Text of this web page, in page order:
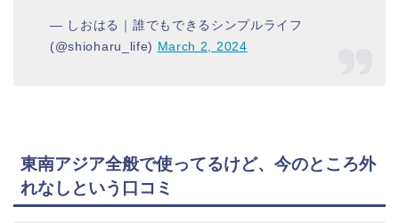
— しおはる｜誰でもできるシンプルライフ
(@shioharu_life) March 2, 2024
東南アジア全般で使ってるけど、今のところ外
れなしという口コミ